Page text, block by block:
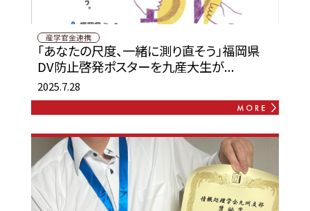
産学官金連携
「あなたの尺度、一緒に測り直そう」福岡県
DV防止啓発ポスターを九産大生が...
2025.7.28